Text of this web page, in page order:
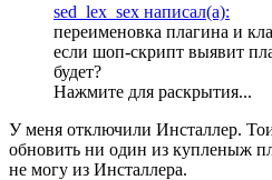
sed_lex_sex написал(а):
переименовка плагина и
если шоп-скрипт выявит
будет?
Нажмите для раскрытия...
У меня отключили Инсталлер.
обновить ни один из купленыж
не могу из Инсталлера.